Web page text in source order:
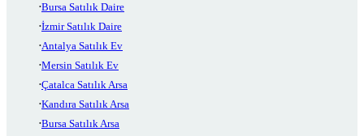
Bursa Satılık Daire
İzmir Satılık Daire
Antalya Satılık Ev
Mersin Satılık Ev
Çatalca Satılık Arsa
Kandıra Satılık Arsa
Bursa Satılık Arsa